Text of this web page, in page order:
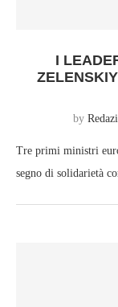
I
by
Tre primi ministri
segno di solidarietà